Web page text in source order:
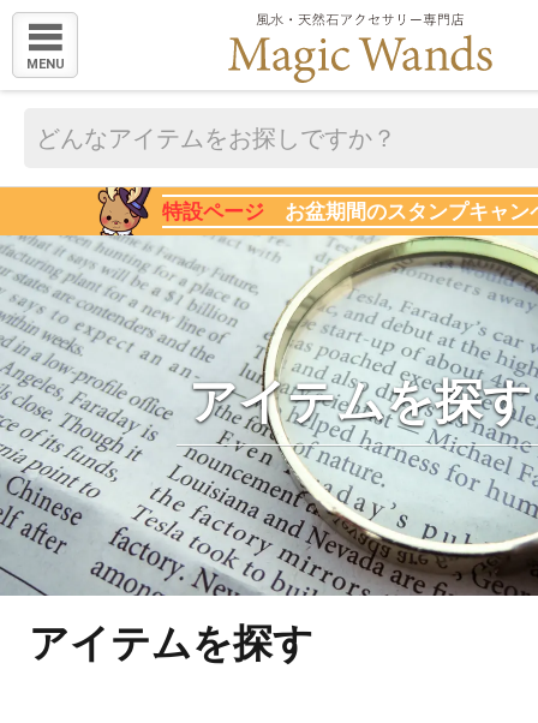
MENU
特設ページ お盆期間のスタンプキャン
アイテムを探す
アイテムを探す